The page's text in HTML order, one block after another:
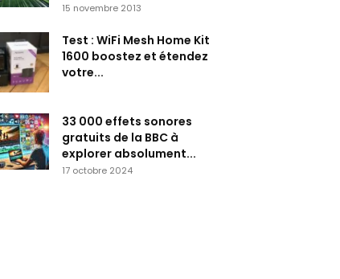
15 novembre 2013
Test : WiFi Mesh Home Kit
1600 boostez et étendez
votre...
33 000 effets sonores
gratuits de la BBC à
explorer absolument...
17 octobre 2024